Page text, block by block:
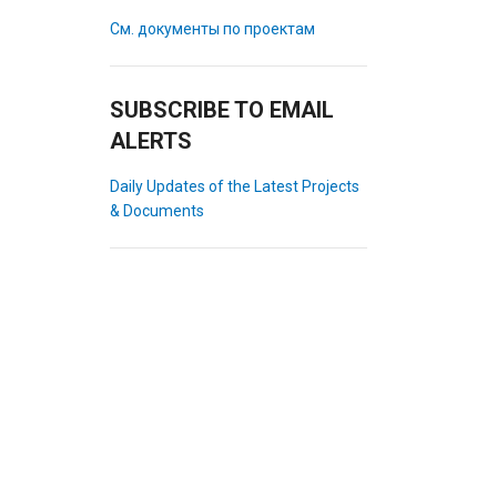
См. документы по проектам
SUBSCRIBE TO EMAIL
ALERTS
Daily Updates of the Latest Projects
& Documents